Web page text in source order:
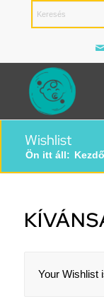
Wishlist
Ön itt áll:
Your Wishlist